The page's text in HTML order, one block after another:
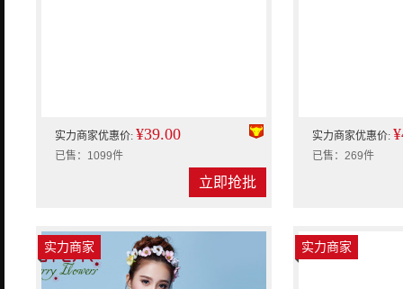
实力商家优惠价: ¥39.00
已售：1099件
立即抢批
实力商家优惠价:
已售：269件
实力商家 实力商家